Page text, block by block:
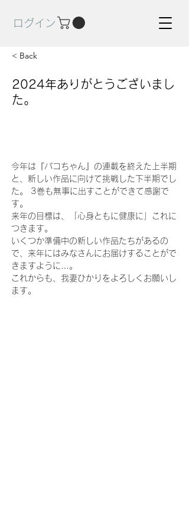
ログイン
今年は『パコちゃん』の連載を終えた上半期
と、新しい作品に向けて挑戦した下半期でし
た。 3巻も無事に出すことができて感謝で
す。
来年の目標は、「心身ともに健康に」これに
つきます。
いくつか準備中の新しい作品たちがあるの
で、来年にはみなさんにお届けすることがで
きますように…。
これからも、我妻ひかりをよろしくお願いし
ます。
< Back
2024年ありがとうございまし
た。